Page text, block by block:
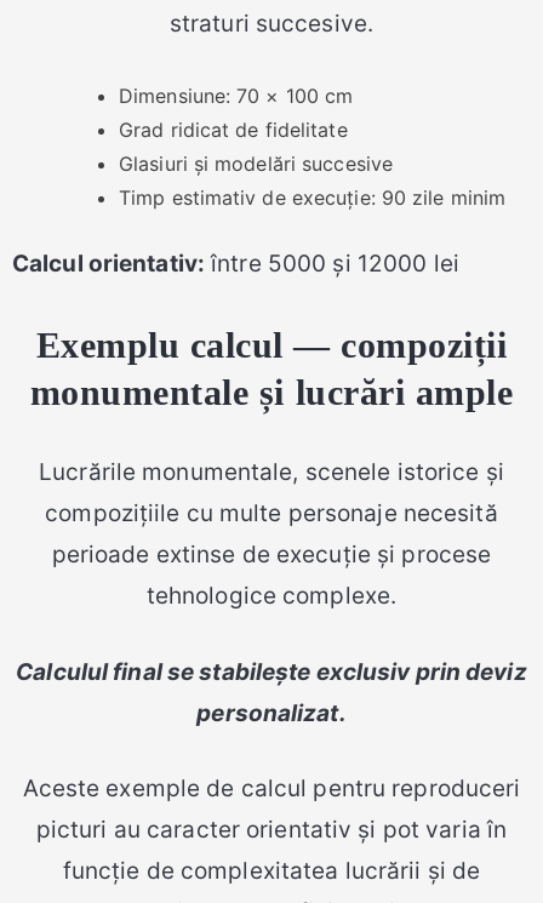
straturi succesive.
Dimensiune: 70 × 100 cm
Grad ridicat de fidelitate
Glasiuri și modelări succesive
Timp estimativ de execuție: 90 zile minim
Calcul orientativ: între 5000 și 12000 lei
Exemplu calcul — compoziții
monumentale și lucrări ample
Lucrările monumentale, scenele istorice și
compozițiile cu multe personaje necesită
perioade extinse de execuție și procese
tehnologice complexe.
Calculul final se stabilește exclusiv prin deviz
personalizat.
Aceste exemple de calcul pentru reproduceri
picturi au caracter orientativ și pot varia în
funcție de complexitatea lucrării și de